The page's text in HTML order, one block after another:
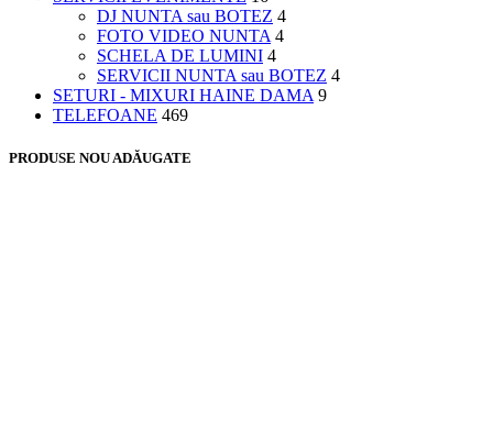
DJ NUNTA sau BOTEZ 4
FOTO VIDEO NUNTA 4
SCHELA DE LUMINI 4
SERVICII NUNTA sau BOTEZ 4
SETURI - MIXURI HAINE DAMA 9
TELEFOANE 469
PRODUSE NOU ADĂUGATE